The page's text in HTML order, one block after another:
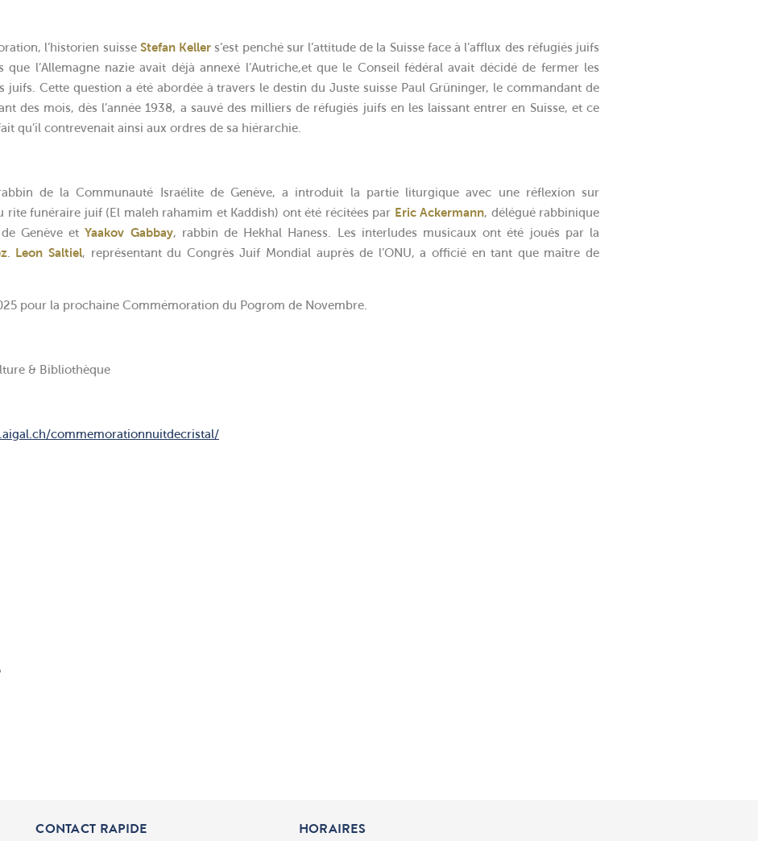
l’historien suisse Stefan Keller s’est penché sur l’attitude de la Suisse face à l’afflux des réfugiés juifs
l’Allemagne nazie avait déjà annexé l’Autriche,et que le Conseil fédéral avait décidé de fermer les
juifs. Cette question a été abordée à travers le destin du Juste suisse Paul Grüninger, le commandant de
des mois, dès l’année 1938, a sauvé des milliers de réfugiés juifs en les laissant entrer en Suisse, et ce
qu’il contrevenait ainsi aux ordres de sa hiérarchie.
de la Communauté Israélite de Genève, a introduit la partie liturgique avec une réflexion sur
rite funéraire juif (El maleh rahamim et Kaddish) ont été récitées par Eric Ackermann, délégué rabbinique
Genève et Yaakov Gabbay, rabbin de Hekhal Haness. Les interludes musicaux ont été joués par la
. Leon Saltiel, représentant du Congrès Juif Mondial auprès de l’ONU, a officié en tant que maître de
pour la prochaine Commémoration du Pogrom de Novembre.
& Bibliothèque
commemorationnuitdecristal/
CONTACT RAPIDE HORAIRES